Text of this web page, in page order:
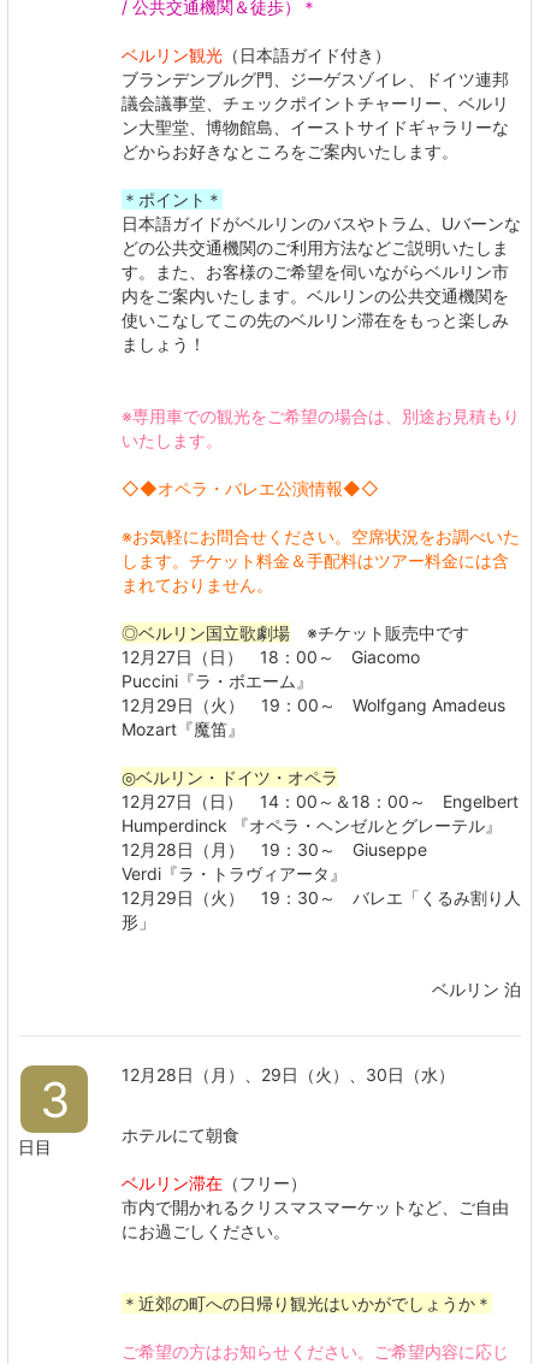
/ 公共交通機関＆徒歩）＊
ベルリン観光 （日本語ガイド付き）
ブランデンブルグ門、ジーゲスゾイレ、ドイツ連邦
議会議事堂、チェックポイントチャーリー、ベルリ
ン大聖堂、博物館島、イーストサイドギャラリーな
どからお好きなところをご案内いたします。
＊ポイント＊
日本語ガイドがベルリンのバスやトラム、Uバーンな
どの公共交通機関のご利用方法などご説明いたしま
す。また、お客様のご希望を伺いながらベルリン市
内をご案内いたします。ベルリンの公共交通機関を
使いこなしてこの先のベルリン滞在をもっと楽しみ
ましょう！
※専用車での観光をご希望の場合は、別途お見積もり
いたします。
◇◆オペラ・バレエ公演情報◆◇
※お気軽にお問合せください。空席状況をお調べいた
します。 チケット料金＆手配料はツアー料金には含
まれておりません。
◎ベルリン国立歌劇場 ※チケット販売中です
12月27日（日） 18：00～ Giacomo
Puccini『ラ・ボエーム』
12月29日（火） 19：00～ Wolfgang Amadeus
Mozart『魔笛』
◎ベルリン・ドイツ・オペラ
12月27日（日） 14：00～＆18：00～ Engelbert
Humperdinck 『オペラ・ヘンゼルとグレーテル』
12月28日（月） 19：30～ Giuseppe
Verdi『ラ・トラヴィアータ』
12月29日（火） 19：30～ バレエ「くるみ割り人
形」
ベルリン 泊
3
日目
12月28日（月）、29日（火）、30日（水）
ホテルにて朝食
ベルリン滞在 （フリー）
市内で開かれるクリスマスマーケットなど、ご自由
にお過ごしください。
＊近郊の町への日帰り観光はいかがでしょうか＊
ご希望の方はお知らせください。ご希望内容に応じ